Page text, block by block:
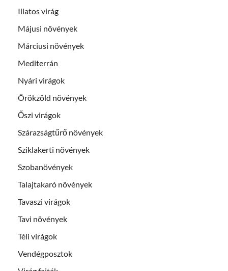
Illatos virág
Májusi növények
Márciusi növények
Mediterrán
Nyári virágok
Örökzöld növények
Őszi virágok
Szárazságtűrő növények
Sziklakerti növények
Szobanövények
Talajtakaró növények
Tavaszi virágok
Tavi növények
Téli virágok
Vendégposztok